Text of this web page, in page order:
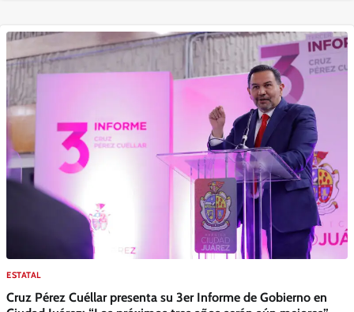
ESTATAL
Cruz Pérez Cuéllar presenta su 3er Informe de Gobierno en